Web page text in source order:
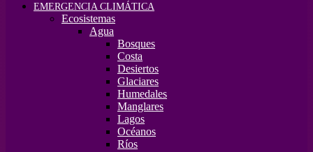
EMERGENCIA CLIMÁTICA
Ecosistemas
Agua
Bosques
Costa
Desiertos
Glaciares
Humedales
Manglares
Lagos
Océanos
Ríos